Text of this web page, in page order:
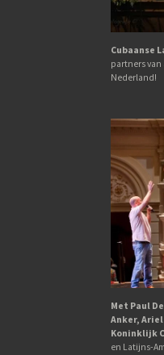
Cubaanse
partners van
Nederland!
Met Paul
Anker,
Koninklijk
en Latijns-